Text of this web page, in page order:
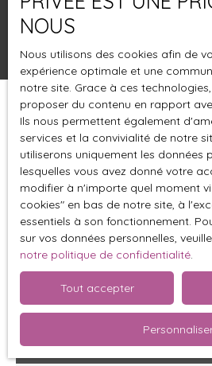
Surface min (m²)
Pertinence
Trier par
NOUS
Nous utilisons des cookies afin de
expérience optimale et une
notre site. Grace à ces
proposer du contenu en rapport
Ils nous permettent également
services et la convivialité de notre
utiliserons uniquement les données
lesquelles vous avez donné votre
modifier à n'importe quel moment
cookies″ en bas de notre site, à
essentiels à son fonctionnement.
sur vos données personnelles,
notre politique de confidentialité.
Tout accepter